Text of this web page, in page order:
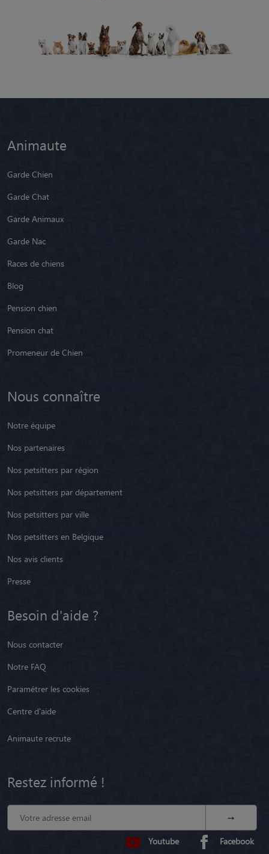
Animaute
Garde Chien
Garde Chat
Garde Animaux
Garde Nac
Races de chiens
Blog
Pension chien
Pension chat
Promeneur de Chien
Nous connaître
Notre équipe
Nos partenaires
Nos petsitters par région
Nos petsitters par département
Nos petsitters par ville
Nos petsitters en Belgique
Nos avis clients
Presse
Besoin d'aide ?
Nous contacter
Notre FAQ
Paramétrer les cookies
Centre d'aide
Animaute recrute
Restez informé !
Youtube Facebook